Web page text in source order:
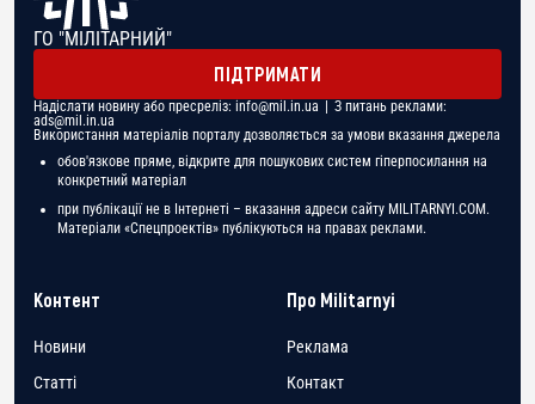
ГО "МІЛІТАРНИЙ"
ПІДТРИМАТИ
Надіслати новину або пресреліз: info@mil.in.ua | З питань реклами:
ads@mil.in.ua
Використання матеріалів порталу дозволяється за умови вказання джерела
обов'язкове пряме, відкрите для пошукових систем гіперпосилання на
конкретний матеріал
при публікації не в Інтернеті – вказання адреси сайту MILITARNYI.COM.
Матеріали «Спецпроектів» публікуються на правах реклами.
Контент
Новини
Статті
Про Militarnyi
Реклама
Контакт